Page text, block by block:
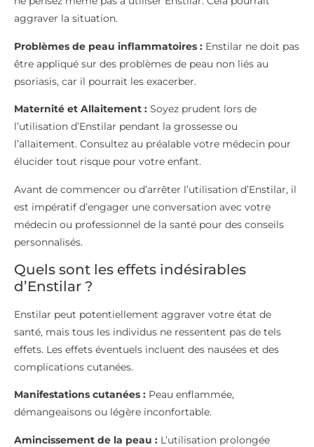
aggraver la situation.
Problèmes de peau inflammatoires : Enstilar ne doit pas
être appliqué sur des problèmes de peau non liés au
psoriasis, car il pourrait les exacerber.
Maternité et Allaitement : Soyez prudent lors de
l’utilisation d’Enstilar pendant la grossesse ou
l’allaitement. Consultez au préalable votre médecin pour
élucider tout risque pour votre enfant.
Avant de commencer ou d’arrêter l’utilisation d’Enstilar, il
est impératif d’engager une conversation avec votre
médecin ou professionnel de la santé pour des conseils
personnalisés.
Quels sont les effets indésirables
d’Enstilar ?
Enstilar peut potentiellement aggraver votre état de
santé, mais tous les individus ne ressentent pas de tels
effets. Les effets éventuels incluent des nausées et des
complications cutanées.
Manifestations cutanées : Peau enflammée,
démangeaisons ou légère inconfortable.
Amincissement de la peau : L’utilisation prolongée